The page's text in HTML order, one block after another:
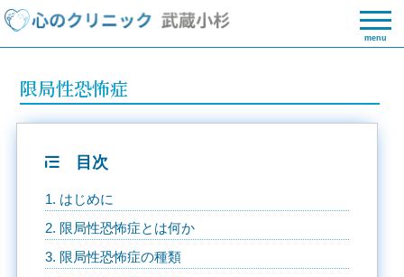
menu
限局性恐怖症
目次
1. はじめに
2. 限局性恐怖症とは何か
3. 限局性恐怖症の種類